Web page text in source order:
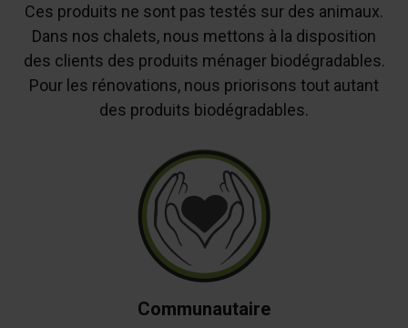
Ces produits ne sont pas testés sur des animaux.
Dans nos chalets, nous mettons à la disposition
des clients des produits ménager biodégradables.
Pour les rénovations, nous priorisons tout autant
des produits biodégradables.
Communautaire